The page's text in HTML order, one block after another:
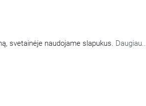
svetainėje naudojame slapukus. Daugiau..